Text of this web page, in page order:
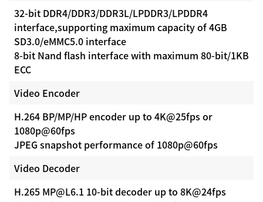
32-bit DDR4/DDR3/DDR3L/LPDDR3/LPDDR4
interface,supporting maximum capacity of 4GB
SD3.0/eMMC5.0 interface
8-bit Nand ﬂash interface with maximum 80-bit/1KB
ECC
Video Encoder
H.264 BP/MP/HP encoder up to 4K@25fps or
1080p@60fps
JPEG snapshot performance of 1080p@60fps
Video Decoder
H.265 MP@L6.1 10-bit decoder up to 8K@24fps